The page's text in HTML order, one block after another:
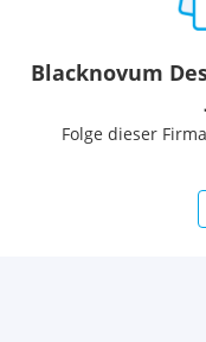
Blacknovum
Folge dieser